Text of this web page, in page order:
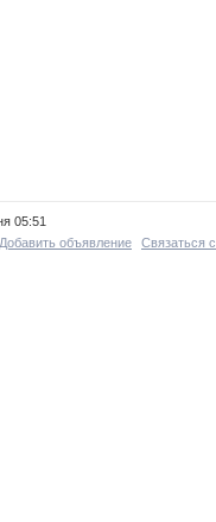
05:51
Добавить объявление Связаться